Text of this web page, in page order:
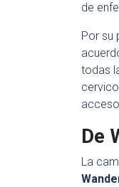
de
Por su
todas
De
La